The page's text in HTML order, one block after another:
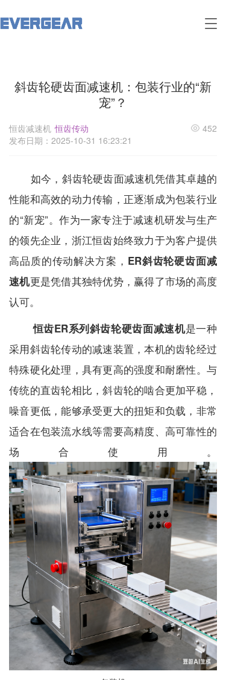
T
e
i
i
o
n
斜齿轮硬齿面减速机：包装行业的“新
宠”？
恒齿减速机 恒齿传动
发布日期：2025-10-31 16:23:21
452
如今，斜齿轮硬齿面减速机凭借其卓越的
性能和高效的动力传输，正逐渐成为包装行业
的“新宠”。作为一家专注于减速机研发与生产
的领先企业，浙江恒齿始终致力于为客户提供
高品质的传动解决方案， ER斜齿轮硬齿面减
速机更是凭借其独特优势，赢得了市场的高度
认可。
恒齿ER系列斜齿轮硬齿面减速机是一种
采用斜齿轮传动的减速装置，本机的齿轮经过
特殊硬化处理，具有更高的强度和耐磨性。与
传统的直齿轮相比，斜齿轮的啮合更加平稳，
噪音更低，能够承受更大的扭矩和负载，非常
适合在包装流水线等需要高精度、高可靠性的
场合使用。